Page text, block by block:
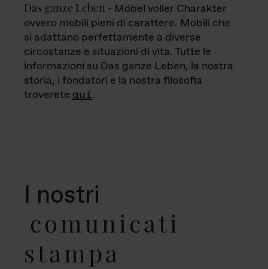
Das ganze Leben - Möbel voller Charakter
ovvero mobili pieni di carattere. Mobili che
si adattano perfettamente a diverse
circostanze e situazioni di vita. Tutte le
informazioni su Das ganze Leben, la nostra
storia, i fondatori e la nostra filosofia
troverete qui.
I nostri
comunicati
stampa